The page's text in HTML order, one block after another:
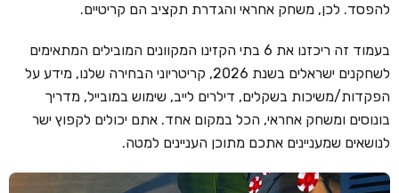
להפסד. לכן, משחק אחראי והגדרת תקציב הם קריטיים.
בעמוד זה ריכזנו את 6 בתי הקזינו המקוונים המובילים המתאימים
לשחקנים ישראלים בשנת 2026, קריטריוני הבחירה שלנו, מידע על
הפקדות/משיכות בשקלים, דילרים לייב, שימוש במובייל, מדריך
בונוסים ומשחק אחראי, הכל במקום אחד. אתם יכולים לקפוץ ישר
לנושאים שמעניינים אתכם מתוכן העניינים למטה.